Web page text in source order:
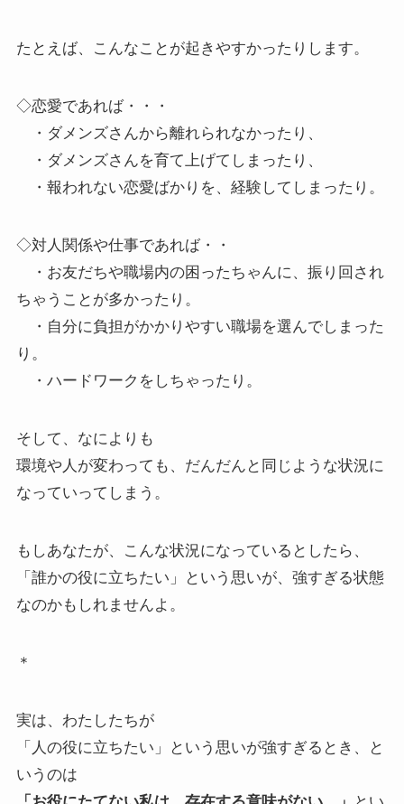
たとえば、こんなことが起きやすかったりします。
◇恋愛であれば・・・
・ダメンズさんから離れられなかったり、
・ダメンズさんを育て上げてしまったり、
・報われない恋愛ばかりを、経験してしまったり。
◇対人関係や仕事であれば・・
・お友だちや職場内の困ったちゃんに、振り回され
ちゃうことが多かったり。
・自分に負担がかかりやすい職場を選んでしまった
り。
・ハードワークをしちゃったり。
そして、なによりも
環境や人が変わっても、だんだんと同じような状況に
なっていってしまう。
もしあなたが、こんな状況になっているとしたら、
「誰かの役に立ちたい」という思いが、強すぎる状態
なのかもしれませんよ。
＊
実は、わたしたちが
「人の役に立ちたい」という思いが強すぎるとき、と
いうのは